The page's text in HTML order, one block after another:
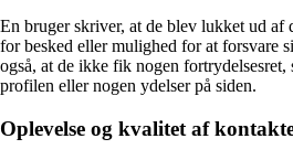
En bruger skriver, at de blev lukket ud af
for besked eller mulighed for at forsvare
også, at de ikke fik nogen
profilen eller nogen ydelser på siden.
Oplevelse og kvalitet af